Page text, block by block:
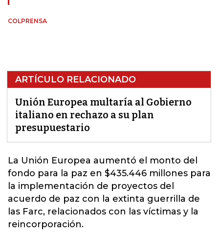
COLPRENSA
ARTÍCULO RELACIONADO
Unión Europea multaría al Gobierno
italiano en rechazo a su plan
presupuestario
La Unión Europea aumentó el monto del
fondo para la paz en $435.446 millones para
la implementación de proyectos del
acuerdo de paz con la extinta guerrilla de
las Farc, relacionados con las víctimas y la
reincorporación.